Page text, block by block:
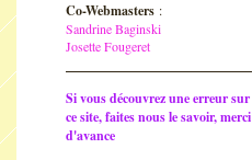
Co-Webmasters :
Sandrine Baginski
Josette Fougeret
Si vous découvrez une erreur sur
ce site, faites nous le savoir, merci
d'avance